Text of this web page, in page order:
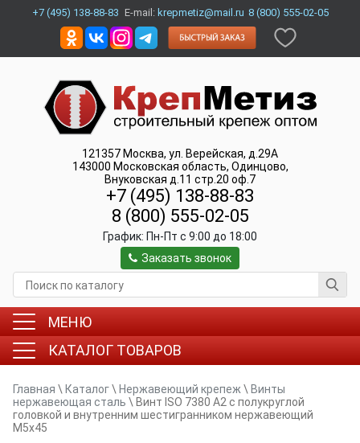
+7 (495) 138-88-83 E-mail: krepmetiz@mail.ru 8 (800) 555-02-05
121357 Москва, ул. Верейская, д.29А
143000 Московская область, Одинцово,
Внуковская д.11 стр.20 оф.7
+7 (495) 138-88-83
8 (800) 555-02-05
График: Пн-Пт c 9:00 до 18:00
Заказать звонок
МЕНЮ
КАТАЛОГ ТОВАРОВ
Главная \ Каталог\ Нержавеющий крепеж \ Винты
нержавеющая сталь \ Винт ISO 7380 A2 с полукруглой
головкой и внутренним шестигранником нержавеющий
M5x45